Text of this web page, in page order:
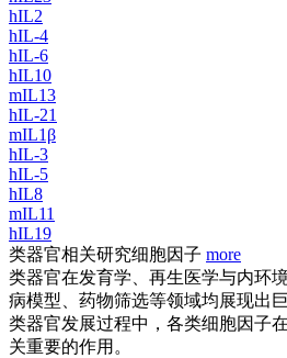
hIL2
hIL-4
hIL-6
hIL10
mIL13
hIL-21
mIL1β
hIL-3
hIL-5
hIL8
mIL11
hIL19
类器官相关研究细胞因子 more
类器官在发育学、再生医学与内环
病模型、药物筛选等领域均展现出
类器官发展过程中，各类细胞因子
关重要的作用。